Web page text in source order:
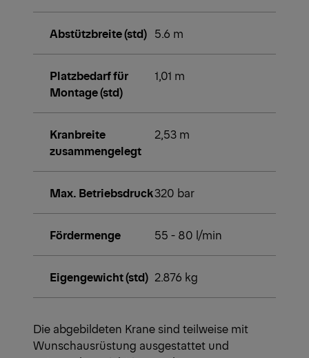
Abstützbreite (std) 5.6 m
Platzbedarf für
Montage (std)
1,01 m
Kranbreite
zusammengelegt
2,53 m
Max. Betriebsdruck320 bar
Fördermenge 55 - 80 l/min
Eigengewicht (std) 2.876 kg
Die abgebildeten Krane sind teilweise mit
Wunschausrüstung ausgestattet und